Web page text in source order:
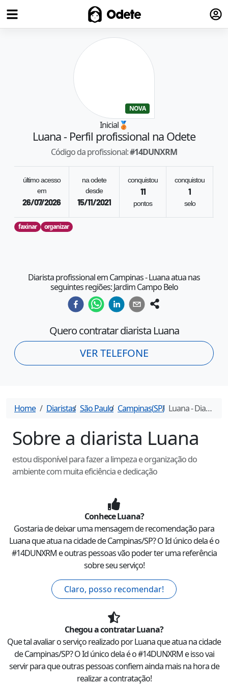
Odete
NOVA
Inicial🥉
Luana- Perfil profissional na Odete
Código da profissional:#14DUNXRM
último acesso
em
26/07/2026
na odete
desde
15/11/2021
conquistou
11
pontos
conquistou
1
selo
faxinar organizar
Diarista profissional em Campinas - Luana atua nas
seguintes regiões: Jardim Campo Belo
Quero contratar diarista Luana
VER TELEFONE
Home Diaristas São Paulo Campinas(SP) Luana- Diarista em
Sobre a diarista Luana
estou disponível para fazer a limpeza e organização do
ambiente com muita eficiência e dedicação
ConheceLuana?
Gostaria de deixar uma mensagem de recomendação para
Luanaque atua na cidade deCampinas/SP? O Id único dela é o
#14DUNXRM e outras pessoas vão poder ter uma referência
sobre seu serviço!
Claro, posso recomendar!
Chegou a contratarLuana?
Que tal avaliar o serviço realizado porLuanaque atua na cidade
deCampinas/SP? O Id único dela é o #14DUNXRM e isso vai
servir para que outras pessoas confiem ainda mais na hora de
realizar a contratação!